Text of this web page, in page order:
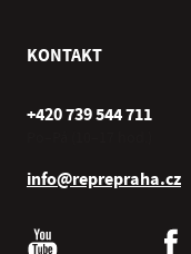
KONTAKT
+420 739 544 711
info@reprepraha.cz